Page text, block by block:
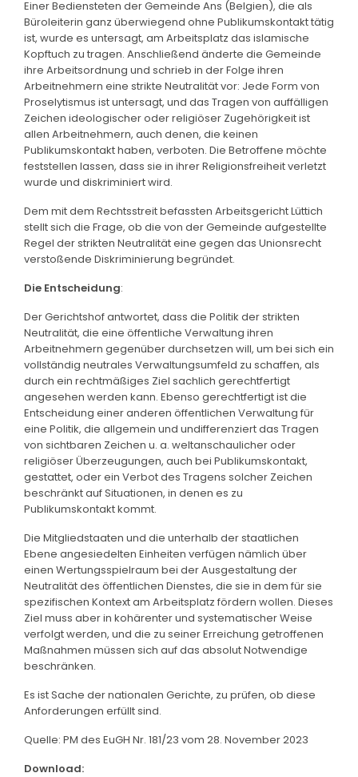
Einer Bediensteten der Gemeinde Ans (Belgien), die als
Büroleiterin ganz überwiegend ohne Publikumskontakt tätig
ist, wurde es untersagt, am Arbeitsplatz das islamische
Kopftuch zu tragen. Anschließend änderte die Gemeinde
ihre Arbeitsordnung und schrieb in der Folge ihren
Arbeitnehmern eine strikte Neutralität vor: Jede Form von
Proselytismus ist untersagt, und das Tragen von auffälligen
Zeichen ideologischer oder religiöser Zugehörigkeit ist
allen Arbeitnehmern, auch denen, die keinen
Publikumskontakt haben, verboten. Die Betroffene möchte
feststellen lassen, dass sie in ihrer Religionsfreiheit verletzt
wurde und diskriminiert wird.
Dem mit dem Rechtsstreit befassten Arbeitsgericht Lüttich
stellt sich die Frage, ob die von der Gemeinde aufgestellte
Regel der strikten Neutralität eine gegen das Unionsrecht
verstoßende Diskriminierung begründet.
Die Entscheidung:
Der Gerichtshof antwortet, dass die Politik der strikten
Neutralität, die eine öffentliche Verwaltung ihren
Arbeitnehmern gegenüber durchsetzen will, um bei sich ein
vollständig neutrales Verwaltungsumfeld zu schaffen, als
durch ein rechtmäßiges Ziel sachlich gerechtfertigt
angesehen werden kann. Ebenso gerechtfertigt ist die
Entscheidung einer anderen öffentlichen Verwaltung für
eine Politik, die allgemein und undifferenziert das Tragen
von sichtbaren Zeichen u. a. weltanschaulicher oder
religiöser Überzeugungen, auch bei Publikumskontakt,
gestattet, oder ein Verbot des Tragens solcher Zeichen
beschränkt auf Situationen, in denen es zu
Publikumskontakt kommt.
Die Mitgliedstaaten und die unterhalb der staatlichen
Ebene angesiedelten Einheiten verfügen nämlich über
einen Wertungsspielraum bei der Ausgestaltung der
Neutralität des öffentlichen Dienstes, die sie in dem für sie
spezifischen Kontext am Arbeitsplatz fördern wollen. Dieses
Ziel muss aber in kohärenter und systematischer Weise
verfolgt werden, und die zu seiner Erreichung getroffenen
Maßnahmen müssen sich auf das absolut Notwendige
beschränken.
Es ist Sache der nationalen Gerichte, zu prüfen, ob diese
Anforderungen erfüllt sind.
Quelle: PM des EuGH Nr. 181/23 vom 28. November 2023
Download: